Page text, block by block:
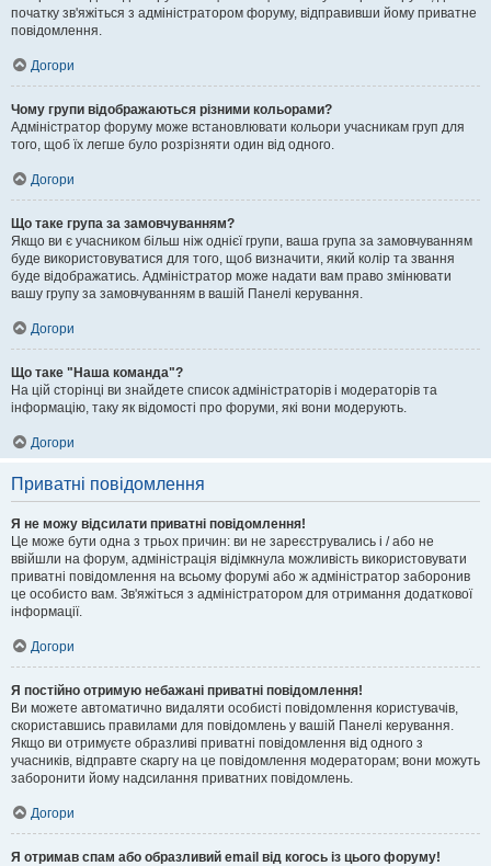
початку зв'яжіться з адміністратором форуму, відправивши йому приватне
повідомлення.
Догори
Чому групи відображаються різними кольорами?
Адміністратор форуму може встановлювати кольори учасникам груп для
того, щоб їх легше було розрізняти один від одного.
Догори
Що таке група за замовчуванням?
Якщо ви є учасником більш ніж однієї групи, ваша група за замовчуванням
буде використовуватися для того, щоб визначити, який колір та звання
буде відображатись. Адміністратор може надати вам право змінювати
вашу групу за замовчуванням в вашій Панелі керування.
Догори
Що таке "Наша команда"?
На цій сторінці ви знайдете список адміністраторів і модераторів та
інформацію, таку як відомості про форуми, які вони модерують.
Догори
Приватні повідомлення
Я не можу відсилати приватні повідомлення!
Це може бути одна з трьох причин: ви не зареєструвались і / або не
ввійшли на форум, адміністрація відімкнула можливість використовувати
приватні повідомлення на всьому форумі або ж адміністратор заборонив
це особисто вам. Зв'яжіться з адміністратором для отримання додаткової
інформації.
Догори
Я постійно отримую небажані приватні повідомлення!
Ви можете автоматично видаляти особисті повідомлення користувачів,
скориставшись правилами для повідомлень у вашій Панелі керування.
Якщо ви отримуєте образливі приватні повідомлення від одного з
учасників, відправте скаргу на це повідомлення модераторам; вони можуть
заборонити йому надсилання приватних повідомлень.
Догори
Я отримав спам або образливий email від когось із цього форуму!